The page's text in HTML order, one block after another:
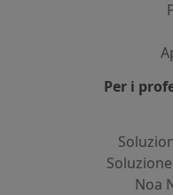
Per i
Noa